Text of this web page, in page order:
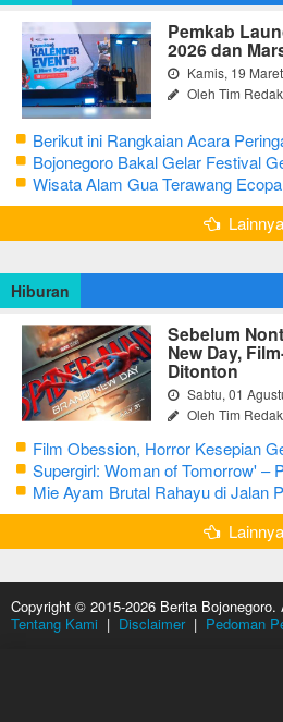
Pemkab
2026 dan
Kamis, 19
Oleh Tim
Berikut ini Rangkaian Acara
Ke-348 Tahun 2025
Bojonegoro Bakal Gelar Festival
Wisata Alam Gua Terawang
Menarik
Lainnya
Hiburan
Sebelum
New Day,
Ditonton
Sabtu, 01
Oleh Tim
Film Obession, Horror Kesepian
Supergirl: Woman of Tomorrow' –
dalam Narasi Generik
Mie Ayam Brutal Rahayu di Jalan
Kuliner dengan Banyak Pilihan
Lainnya
Copyright © 2015-2026 Berita
Tentang Kami | Disclaimer| Pedoman